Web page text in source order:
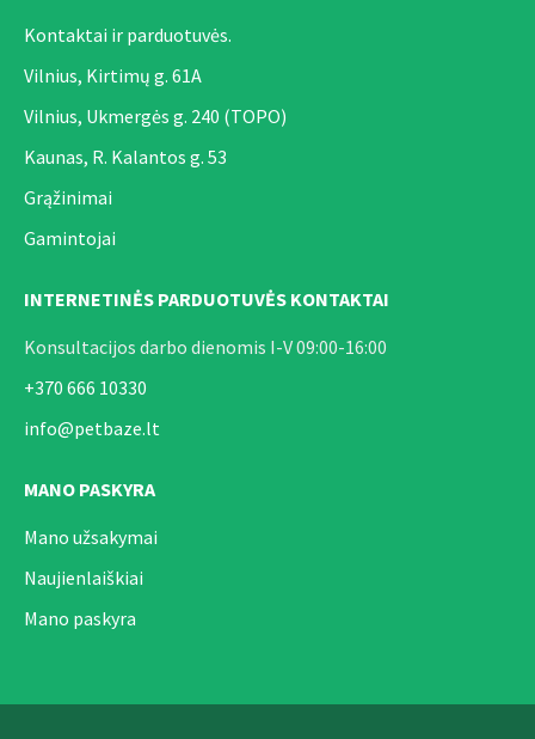
Kontaktai ir parduotuvės.
Vilnius, Kirtimų g. 61A
Vilnius, Ukmergės g. 240 (TOPO)
Kaunas, R. Kalantos g. 53
Grąžinimai
Gamintojai
INTERNETINĖS PARDUOTUVĖS KONTAKTAI
Konsultacijos darbo dienomis I-V 09:00-16:00
+370 666 10330
info@petbaze.lt
MANO PASKYRA
Mano užsakymai
Naujienlaiškiai
Mano paskyra